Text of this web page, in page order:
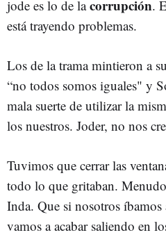
jode es lo de lacorrupción.
está trayendo problemas.
Los de la trama mintieron a
“no todos somos iguales" y
mala suerte de utilizar la
los nuestros. Joder, no nos
Tuvimos que cerrar las
todo lo que gritaban.
Inda. Que si nosotros íbamos
vamos a acabar saliendo en